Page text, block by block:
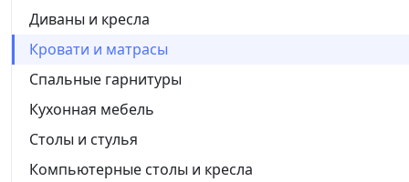
Диваны и кресла
Кровати и матрасы
Спальные гарнитуры
Кухонная мебель
Столы и стулья
Компьютерные столы и кресла